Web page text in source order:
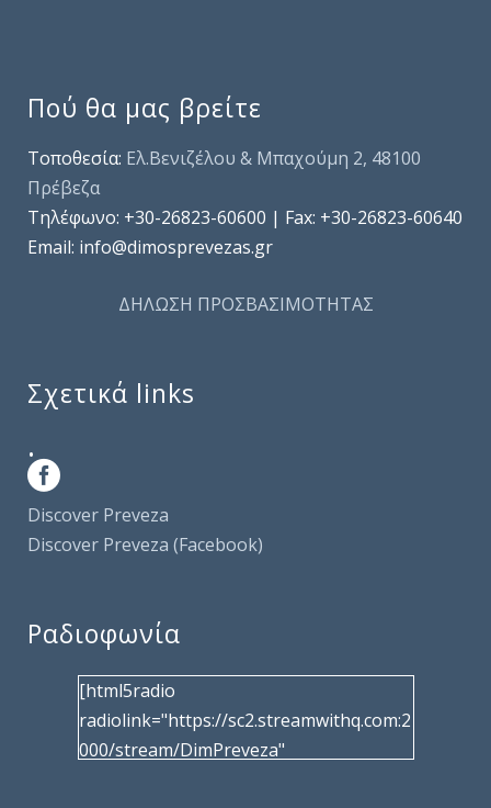
Πού θα μας βρείτε
Τοποθεσία: Ελ.Βενιζέλου & Μπαχούμη 2, 48100
Πρέβεζα
Τηλέφωνo: +30-26823-60600 | Fax: +30-26823-60640
Email: info@dimosprevezas.gr
ΔΗΛΩΣΗ ΠΡΟΣΒΑΣΙΜΟΤΗΤΑΣ
Σχετικά links
.
Discover Preveza
Discover Preveza (Facebook)
Ραδιοφωνία
[html5radio
radiolink="https://sc2.streamwithq.com:2
000/stream/DimPreveza"